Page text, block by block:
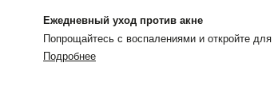
Ежедневный уход против акне
Попрощайтесь с воспалениями и откройте
Подробнее